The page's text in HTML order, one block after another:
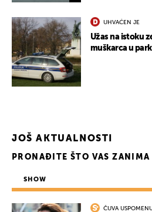
UHVAĆEN JE
Užas na istoku
muškarca u
JOŠ AKTUALNOSTI
PRONAĐITE ŠTO VAS ZANIMA
SHOW
ČUVA
UKLJUČITE